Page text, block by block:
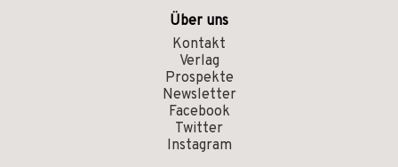
Über uns
Kontakt
Verlag
Prospekte
Newsletter
Facebook
Twitter
Instagram